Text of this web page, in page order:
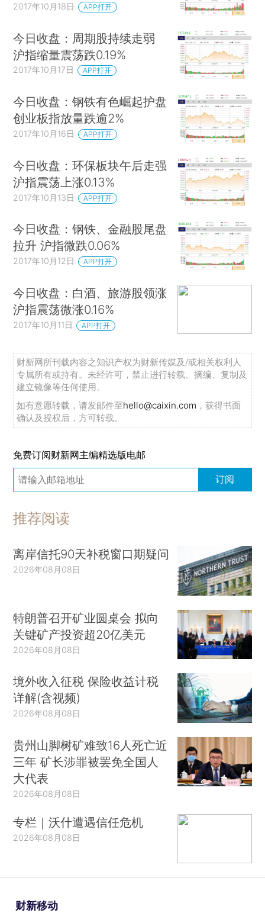
2017年10月18日 APP打开
今日收盘：周期股持续走弱
沪指缩量震荡跌0.19%
2017年10月17日 APP打开
今日收盘：钢铁有色崛起护盘
创业板指放量跌逾2%
2017年10月16日 APP打开
今日收盘：环保板块午后走强
沪指震荡上涨0.13%
2017年10月13日 APP打开
今日收盘：钢铁、金融股尾盘
拉升 沪指微跌0.06%
2017年10月12日 APP打开
今日收盘：白酒、旅游股领涨
沪指震荡微涨0.16%
2017年10月11日 APP打开
财新网所刊载内容之知识产权为财新传媒及/或相关权利人
专属所有或持有。未经许可，禁止进行转载、摘编、复制及
建立镜像等任何使用。
如有意愿转载，请发邮件至hello@caixin.com ，获得书面
确认及授权后，方可转载。
免费订阅财新网主编精选版电邮
订阅
推荐阅读
离岸信托90天补税窗口期疑问
2026年08月08日
特朗普召开矿业圆桌会 拟向
关键矿产投资超20亿美元
2026年08月08日
境外收入征税 保险收益计税
详解(含视频)
2026年08月08日
贵州山脚树矿难致16人死亡近
三年 矿长涉罪被罢免全国人
大代表
2026年08月08日
专栏｜沃什遭遇信任危机
2026年08月08日
财新移动